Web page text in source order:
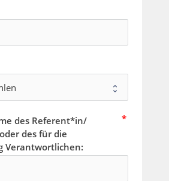
des Referent*in/
des für die
Verantwortlichen: